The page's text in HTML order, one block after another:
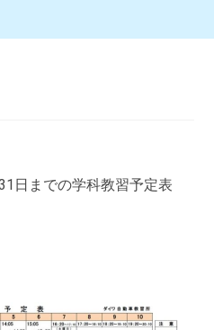
日までの学科教習予定表